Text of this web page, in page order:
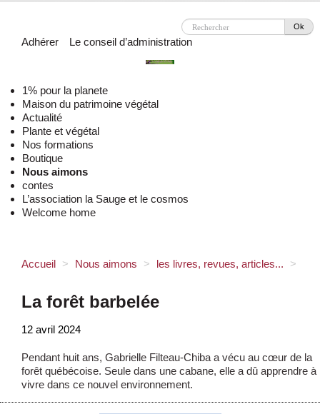
Ok
Adhérer Le conseil d’administration
1% pour la planete
Maison du patrimoine végétal
Actualité
Plante et végétal
Nos formations
Boutique
Nous aimons
contes
L’association la Sauge et le cosmos
Welcome home
Accueil > Nous aimons > les livres, revues, articles... >
La forêt barbelée
12 avril 2024
Pendant huit ans, Gabrielle Filteau-Chiba a vécu au cœur de la
forêt québécoise. Seule dans une cabane, elle a dû apprendre à
vivre dans ce nouvel environnement.